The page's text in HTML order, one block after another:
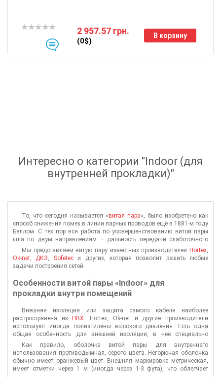
2 957.57 грн.
(0$)
В корзину
Интересно о категории " Indoor (для
внутренней прокладки)"
То, что сегодня называется «витая пара», было изобретено как
способ снижения помех в линии парных проводов ещё в 1881-м году
Беллом. С тех пор вся работа по усовершенствованию витой пары
шла по двум направлениям – дальность передачи слаботочного
сигнала и точности этого сигнала, то есть снижению искажений.
Мы представляем витую пару известных производителей Hortex
Ok-net
ДКЗ Sofetecи других, которая позволит решить любые
задачи построения сетей.
Особенности витой пары «Indoor» для
прокладки внутри помещений
Внешняя изоляция или защита самого кабеля наиболее
распространена из
ПВХ. Hortex, Ok-net и другие производители
используют иногда полиэтилены высокого давления. Есть одна
общая особенность для внешней изоляции, в неё специально
добавляют присадки, чтобы обеспечить нужную точность реза
оболочки. Это необходимо для правильного монтажа коннекторов и
розеток.
Как правило, оболочка витой пары для внутреннего
использования противодымная, серого цвета. Негорючая оболочка
обычно имеет оранжевый цвет. Внешняя маркировка метрическая,
имеет отметки через 1 м (иногда через 1-3 фута), что облегчает